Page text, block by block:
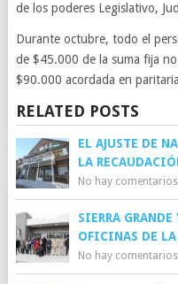
de los poderes Legislativo,
Durante octubre, todo el
de $45.000 de la suma fija
$90.000 acordada en
RELATED POSTS
EL AJUSTE DE
LA
No hay comentarios
SIERRA
OFICINAS DE
No hay comentarios